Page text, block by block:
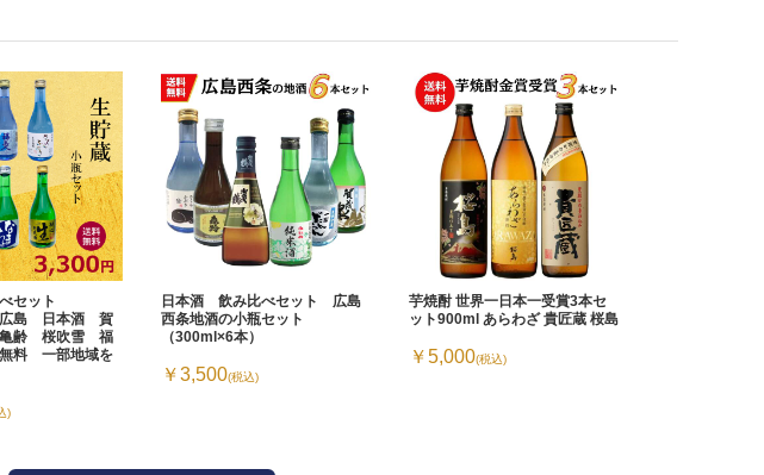
セット
広島 日本酒 賀
齢 桜吹雪 福
料 一部地域を
)
日本酒 飲み比べセット 広島
西条地酒の小瓶セット
（300ml×6本）
￥3,500(税込)
芋焼酎 世界一日本一受賞3本セ
ット900ml あらわざ 貴匠蔵 桜島
￥5,000(税込)